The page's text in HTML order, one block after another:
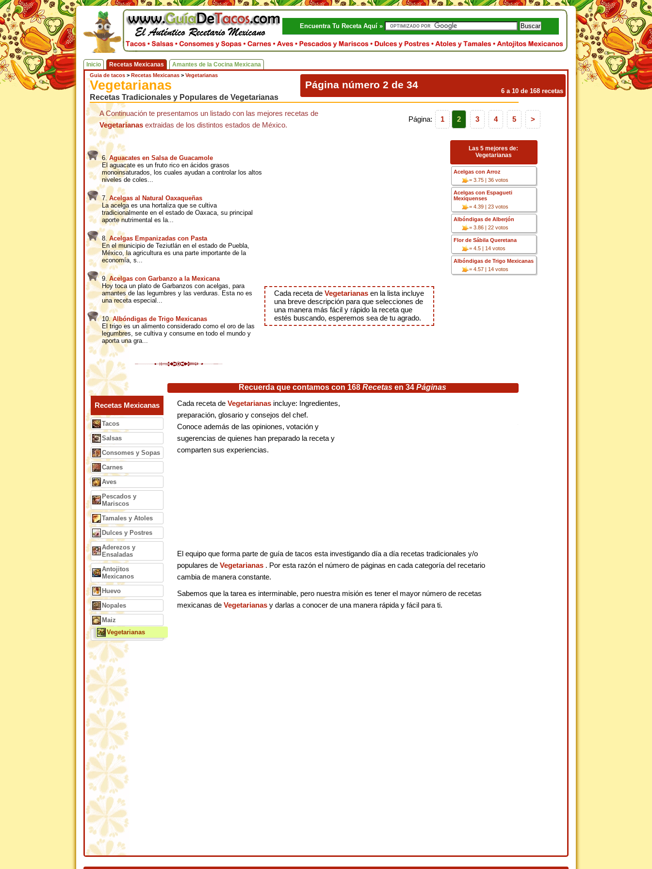
Encuentra Tu Receta Aquí »
Inicio Recetas Mexicanas Amantes de la Cocina Mexicana
Guia de tacos > Recetas Mexicanas > Vegetarianas
Vegetarianas
Recetas Tradicionales y Populares de Vegetarianas
A Continuación te presentamos un listado con las mejores recetas de
Vegetarianas extraidas de los distintos estados de México.
Página: 1 2 3 4 5 >
6.Aguacates en Salsa de Guacamole
El aguacate es un fruto rico en ácidos grasos
monoinsaturados, los cuales ayudan a controlar los altos
niveles de coles...
7. Acelgas al Natural Oaxaqueñas
La acelga es una hortaliza que se cultiva
tradicionalmente en el estado de Oaxaca, su principal
aporte nutrimental es la...
8. Acelgas Empanizadas con Pasta
En el municipio de Teziutlán en el estado de Puebla,
México, la agricultura es una parte importante de la
economía, s...
9. Acelgas con Garbanzo a la Mexicana
Hoy toca un plato de Garbanzos con acelgas, para
amantes de las legumbres y las verduras. Esta no es
una receta especial...
10.Albóndigas de Trigo Mexicanas
El trigo es un alimento considerado como el oro de las
legumbres, se cultiva y consume en todo el mundo y
aporta una gra...
Página número 2 de 34
6 a 10 de 168 recetas
Cada receta de Vegetarianas en la lista incluye
una breve descripción para que selecciones de
una manera más fácil y rápido la receta que
estés buscando, esperemos sea de tu agrado.
Las 5 mejores de:
Vegetarianas
Acelgas con Arroz
= 3.75 | 36 votos
Acelgas con Espagueti
Mexiquenses
= 4.39 | 23 votos
Albóndigas de Alberjón
= 3.86 | 22 votos
Flor de Sábila Queretana
= 4.5 | 14 votos
Albóndigas de Trigo Mexicanas
= 4.57 | 14 votos
Recuerda que contamos con 168 Recetas en 34 Páginas
Cada receta de Vegetarianas incluye: Ingredientes,
preparación, glosario y consejos del chef.
Conoce además de las opiniones, votación y
sugerencias de quienes han preparado la receta y
comparten sus experiencias.
El equipo que forma parte de guía de tacos esta investigando día a día recetas tradicionales y/o
populares de Vegetarianas . Por esta razón el número de páginas en cada categoría del recetario
cambia de manera constante.
Sabemos que la tarea es interminable, pero nuestra misión es tener el mayor número de recetas
mexicanas de Vegetarianas y darlas a conocer de una manera rápida y fácil para ti.
Recetas Mexicanas
Tacos
Salsas
Consomes y Sopas
Carnes
Aves
Pescados y
Mariscos
Tamales y Atoles
Dulces y Postres
Aderezos y
Ensaladas
Antojitos
Mexicanos
Huevo
Nopales
Maiz
Vegetarianas